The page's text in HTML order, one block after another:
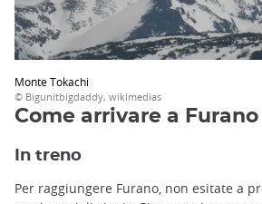
Monte Tokachi
© Bigunitbigdaddy, wikimedias
Come arrivare a Furano
In treno
Per raggiungere Furano, non esitate a